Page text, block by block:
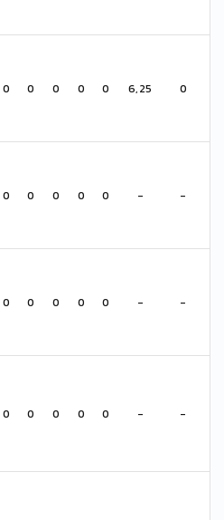
0 0 0 0 0 6,25 0
0 0 0 0 0 - -
0 0 0 0 0 - -
0 0 0 0 0 - -